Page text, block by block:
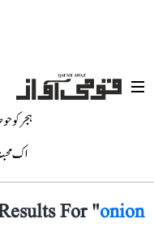
ہجر کو
اک
For "onion